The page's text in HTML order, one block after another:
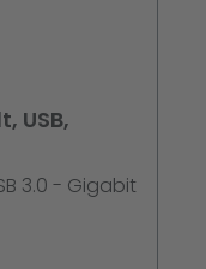
USB,
3.0 - Gigabit